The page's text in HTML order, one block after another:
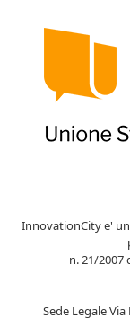
InnovationCity e'
n. 21/2007
Sede Legale Via